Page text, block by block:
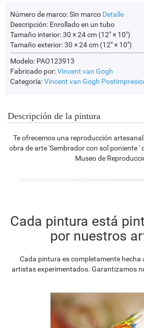
Número de marco:Sin marco Detalle
Descripción: Enrollado en un tubo
Tamaño interior:30 × 24 cm (12" × 10")
Tamaño exterior:30 × 24 cm (12" × 10")
Modelo: PAO123913
Fabricado por:Vincent van Gogh
Categoría:Vincent van Gogh
Descripción de la pintura
Te ofrecemos una reproducción
obra de arte 'Sembrador con sol poniente '
Museo de
Cada pintura está
por nuestros
Cada pintura es completamente hecha
artistas experimentados. Garantizamos